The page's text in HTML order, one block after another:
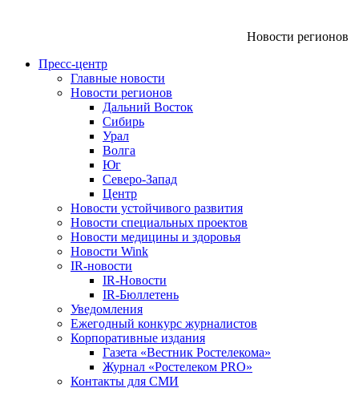
Новости регионов
Пресс-центр
Главные новости
Новости регионов
Дальний Восток
Сибирь
Урал
Волга
Юг
Северо-Запад
Центр
Новости устойчивого развития
Новости специальных проектов
Новости медицины и здоровья
Новости Wink
IR-новости
IR-Новости
IR-Бюллетень
Уведомления
Ежегодный конкурс журналистов
Корпоративные издания
Газета «Вестник Ростелекома»
Журнал «Ростелеком PRO»
Контакты для СМИ